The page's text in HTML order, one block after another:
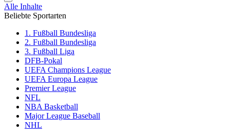
Alle Inhalte
Beliebte Sportarten
1. Fußball Bundesliga
2. Fußball Bundesliga
3. Fußball Liga
DFB-Pokal
UEFA Champions League
UEFA Europa League
Premier League
NFL
NBA Basketball
Major League Baseball
NHL